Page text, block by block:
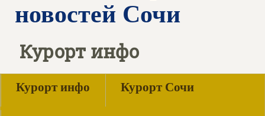
новостей Сочи
Курорт инфо
Курорт инфо Курорт Сочи